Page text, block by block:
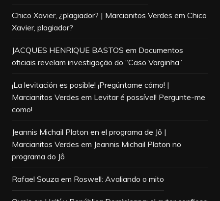
Chico Xavier, ¿plagiador? | Marcianitos Verdes em Chico
Xavier, plagiador?
JACQUES HENRIQUE BASTOS em Documentos
oficiais revelam investigação do “Caso Varginha”
¡La levitación es posible! ¡Pregúntame cómo! |
Marcianitos Verdes em Levitar é possível! Pergunte-me
como!
Jeannis Michail Platon en el programa de Jô |
Marcianitos Verdes em Jeannis Michail Platon no
programa do Jô
Rafael Souza em Roswell: Avaliando o mito